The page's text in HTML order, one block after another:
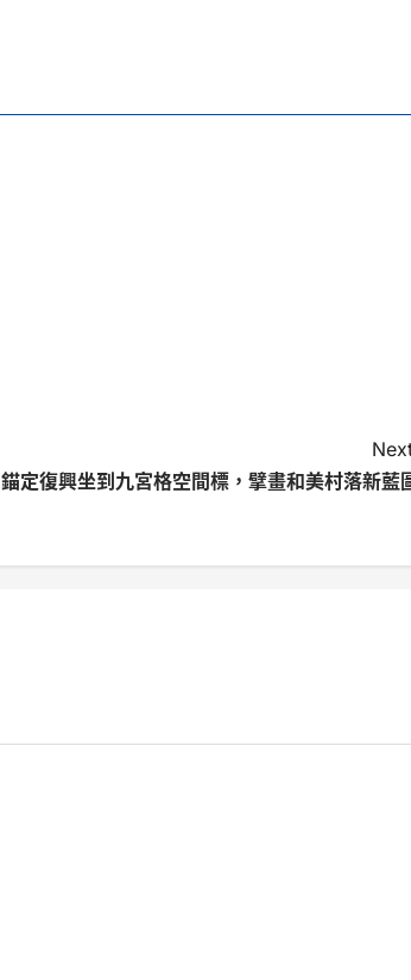
錨定復興坐到九宮格空間標，擘畫和美村落新藍